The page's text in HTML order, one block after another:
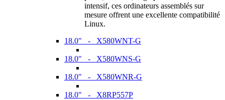
intensif, ces ordinateurs assemblés sur
mesure offrent une excellente compatibilité
Linux.
18.0" - X580WNT-G
18.0" - X580WNS-G
18.0" - X580WNR-G
18.0" - X8RP557P